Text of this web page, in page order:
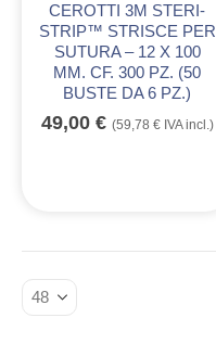
CEROTTI 3M STERI-
STRIP™ STRISCE PER
SUTURA – 12 X 100
MM. CF. 300 PZ. (50
BUSTE DA 6 PZ.)
49,00 € (59,78 €IVA incl.)